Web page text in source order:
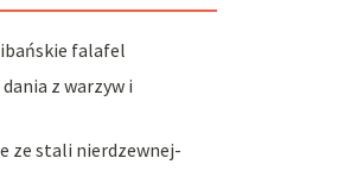
falafel
z warzyw i
ze stali nierdzewnej-